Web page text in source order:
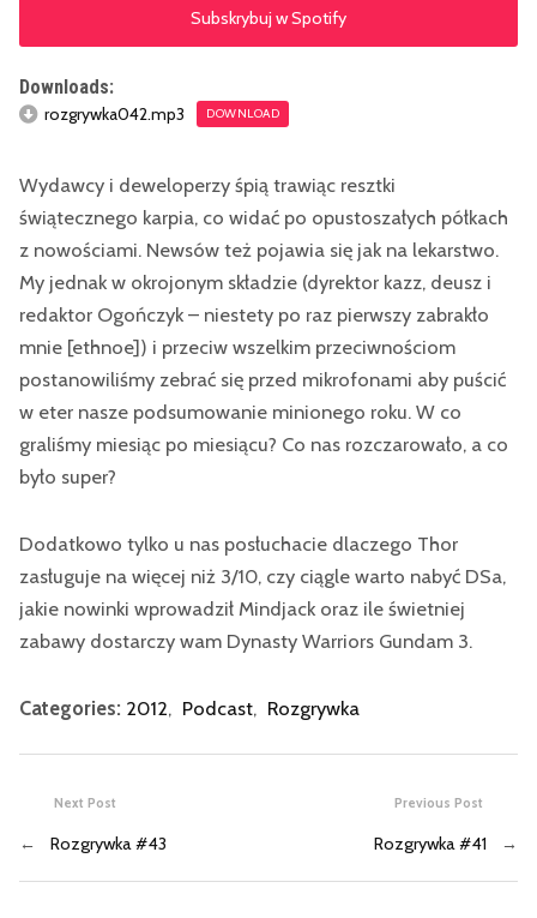
Subskrybuj w Spotify
Downloads:
rozgrywka042.mp3 DOWNLOAD
Wydawcy i deweloperzy śpią trawiąc resztki
świątecznego karpia, co widać po opustoszałych półkach
z nowościami. Newsów też pojawia się jak na lekarstwo.
My jednak w okrojonym składzie (dyrektor kazz, deusz i
redaktor Ogończyk – niestety po raz pierwszy zabrakło
mnie [ethnoe]) i przeciw wszelkim przeciwnościom
postanowiliśmy zebrać się przed mikrofonami aby puścić
w eter nasze podsumowanie minionego roku. W co
graliśmy miesiąc po miesiącu? Co nas rozczarowało, a co
było super?
Dodatkowo tylko u nas posłuchacie dlaczego Thor
zasługuje na więcej niż 3/10, czy ciągle warto nabyć DSa,
jakie nowinki wprowadził Mindjack oraz ile świetniej
zabawy dostarczy wam Dynasty Warriors Gundam 3.
Categories: 2012, Podcast, Rozgrywka
Previous Post
Rozgrywka #41 →
Next Post
← Rozgrywka #43